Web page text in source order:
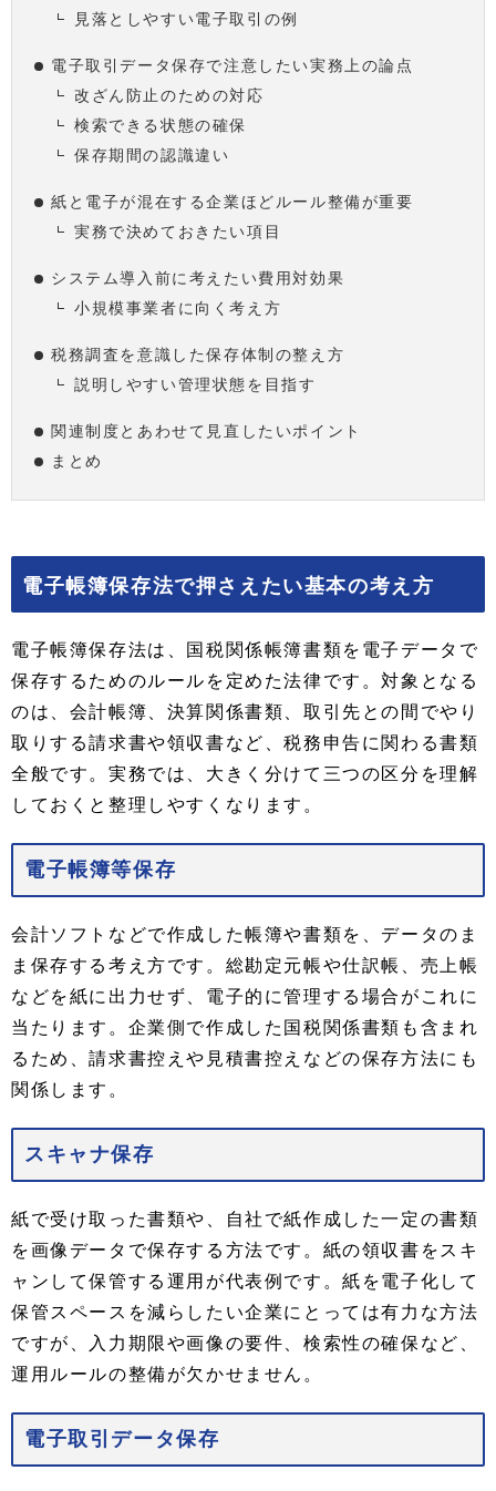
見落としやすい電子取引の例
電子取引データ保存で注意したい実務上の論点
改ざん防止のための対応
検索できる状態の確保
保存期間の認識違い
紙と電子が混在する企業ほどルール整備が重要
実務で決めておきたい項目
システム導入前に考えたい費用対効果
小規模事業者に向く考え方
税務調査を意識した保存体制の整え方
説明しやすい管理状態を目指す
関連制度とあわせて見直したいポイント
まとめ
電子帳簿保存法で押さえたい基本の考え方
電子帳簿保存法は、国税関係帳簿書類を電子データで
保存するためのルールを定めた法律です。対象となる
のは、会計帳簿、決算関係書類、取引先との間でやり
取りする請求書や領収書など、税務申告に関わる書類
全般です。実務では、大きく分けて三つの区分を理解
しておくと整理しやすくなります。
電子帳簿等保存
会計ソフトなどで作成した帳簿や書類を、データのま
ま保存する考え方です。総勘定元帳や仕訳帳、売上帳
などを紙に出力せず、電子的に管理する場合がこれに
当たります。企業側で作成した国税関係書類も含まれ
るため、請求書控えや見積書控えなどの保存方法にも
関係します。
スキャナ保存
紙で受け取った書類や、自社で紙作成した一定の書類
を画像データで保存する方法です。紙の領収書をスキ
ャンして保管する運用が代表例です。紙を電子化して
保管スペースを減らしたい企業にとっては有力な方法
ですが、入力期限や画像の要件、検索性の確保など、
運用ルールの整備が欠かせません。
電子取引データ保存